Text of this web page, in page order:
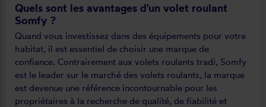
Quels sont les avantages d'un volet roulant
Somfy ?
Quand vous investissez dans des équipements pour votre
habitat, il est essentiel de choisir une marque de
confiance. Contrairement aux volets roulants tradi, Somfy
est le leader sur le marché des volets roulants, la marque
est devenue une référence incontournable pour les
propriétaires à la recherche de qualité, de fiabilité et